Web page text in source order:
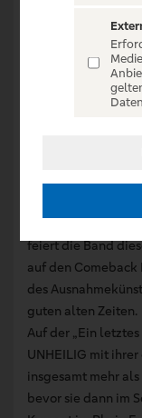
KONZERTE 2026
Nach mehr als 9
Die ersten
Konzerte 2026“
Show im Sommer
15 Jahre nach der
feiert die Band
auf den
des
guten alten Zeiten.
Auf der „Ein
UNHEILIG mit
insgesamt mehr
bevor sie dann im